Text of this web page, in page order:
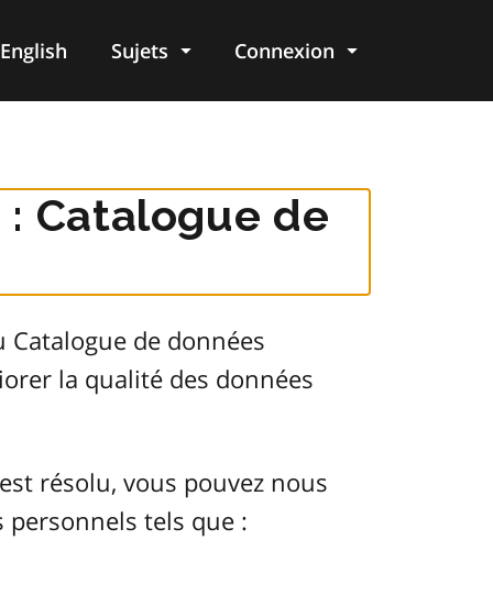
English Sujets Connexion
Catalogue de
de données
la qualité des données
résolu, vous pouvez nous
tels que :